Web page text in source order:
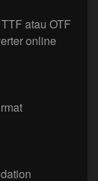
atau OTF
online